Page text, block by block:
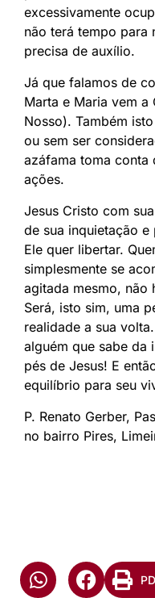
excessivamente
não terá tempo
precisa de auxílio.
Já que falamos de
Marta e Maria vem a
Nosso). Também
ou sem ser
azáfama toma conta
ações.
Jesus Cristo com
de sua inquietação
Ele quer libertar.
simplesmente se
agitada mesmo, não
Será, isto sim, uma
realidade a sua
alguém que sabe da
pés de Jesus! E
equilíbrio para seu
P. Renato Gerber,
no bairro Pires,